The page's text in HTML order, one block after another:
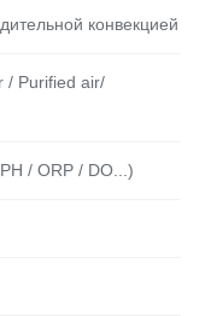
конвекцией
/ Purified air/
/ ORP / DO...)